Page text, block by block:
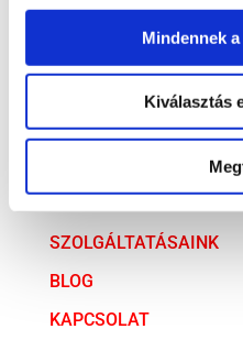
Mindennek
Kiválasztás
ARCHÍVUM
ARCHÍVUM
SZOLGÁLTATÁSAINK
BLOG
KAPCSOLAT